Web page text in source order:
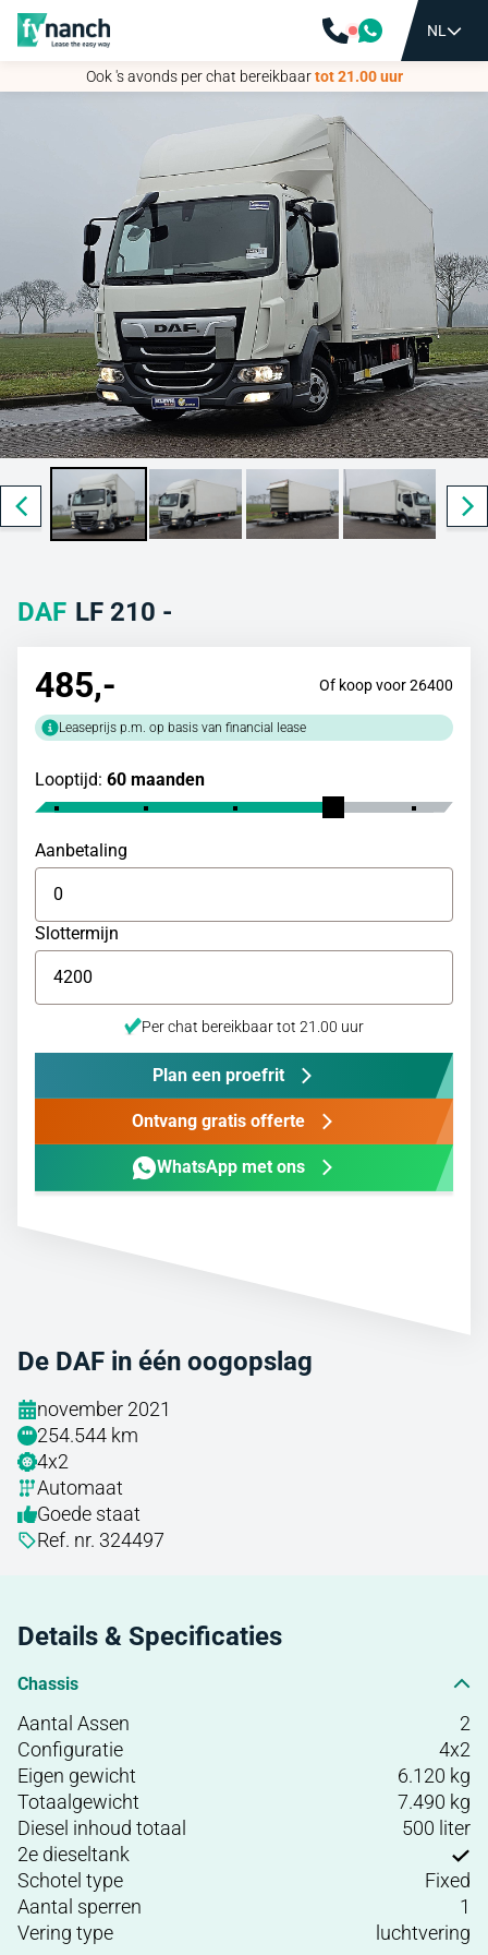
NL
Ook 's avonds per chat bereikbaartot 21.00 uur
NL
Ook 's avonds per chat bereikbaartot 21.00 uur
DAF LF 210 -
De DAF in één oogopslag
november 2021
254.544 km
4x2
Automaat
Goede staat
Ref. nr. 324497
Details & Specificaties
Chassis
Aantal Assen
2
Configuratie
4x2
Eigen gewicht
6.120 kg
Totaalgewicht
7.490 kg
Diesel inhoud totaal
500 liter
2e dieseltank
Schotel type
Fixed
Aantal sperren
1
Vering type
luchtvering
485,- Of koop voor 26400
Leaseprijs p.m. op basis van financial lease
Looptijd: 60 maanden
Aanbetaling
Slottermijn
Per chat bereikbaar tot 21.00 uur
Plan een proefrit
Ontvang gratis offerte
WhatsApp met ons